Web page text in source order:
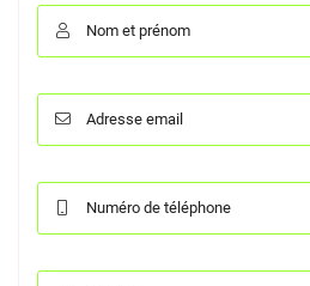
 Nom et prénom
 Adresse email
Numéro de téléphone